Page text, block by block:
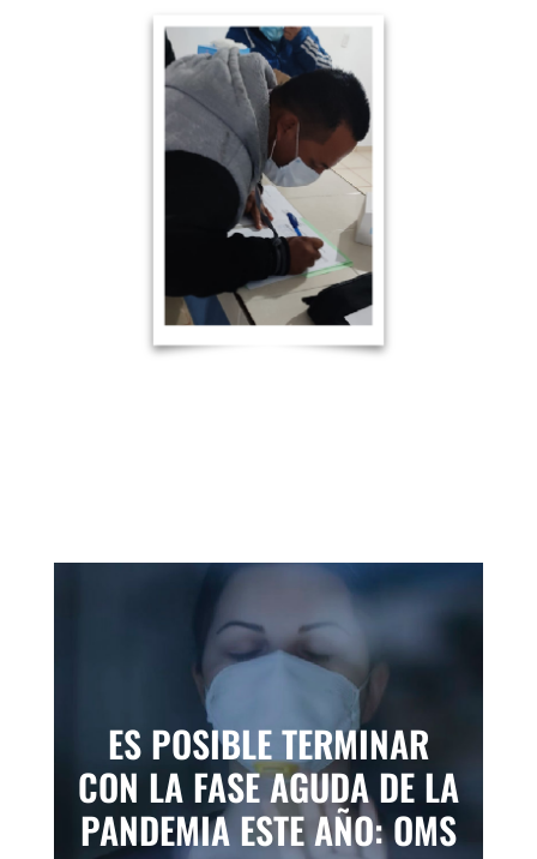
ES POSIBLE TERMINAR
CON LA FASE AGUDA DE LA
PANDEMIA ESTE AÑO: OMS